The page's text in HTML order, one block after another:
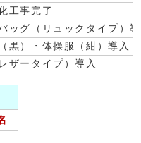
工事完了
ッグ（リュックタイプ）
黒）・体操服（紺）導入
ザータイプ）導入